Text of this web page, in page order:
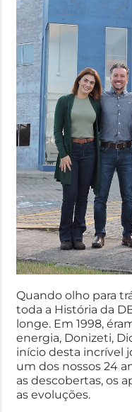
Quando olho para
toda a História da
longe. Em 1998,
energia, Donizeti,
início desta incrível
um dos nossos 24
as descobertas, os
as evoluções.